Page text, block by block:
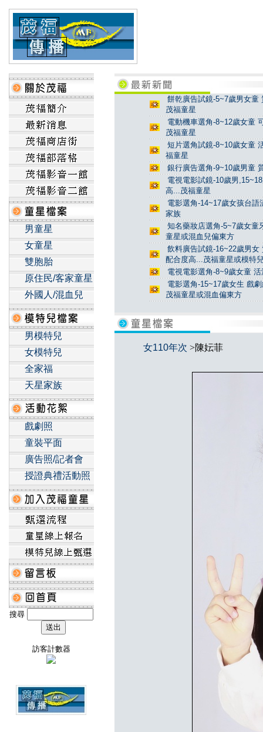
男童星
女童星
雙胞胎
原住民/客家童星
外國人/混血兒
男模特兒
女模特兒
全家福
天星家族
戲劇照
童裝平面
廣告照/記者會
授證典禮活動照
搜尋
訪客計數器
餅乾廣告試鏡-5~7歲男女
茂福童星
電動機車選角-8~12歲女童
茂福童星
短片選角試鏡-8~10歲女童
福童星
銀行廣告選角-9~10歲男童
電視電影試鏡-10歲男
高...茂福童星
電影選角-14~17歲女孩台
家族
知名藥妝店選角-5~7歲女童
童星或混血兒偏東方
飲料廣告試鏡-16~22歲男
配合度高...茂福童星或模特
電視電影選角-8~9歲女童
電影選角-15~17歲女生 戲
茂福童星或混血偏東方
女110年次 >陳妘菲